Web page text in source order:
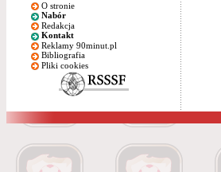
O stronie
Nabór
Redakcja
Kontakt
Reklamy 90minut.pl
Bibliografia
Pliki cookies